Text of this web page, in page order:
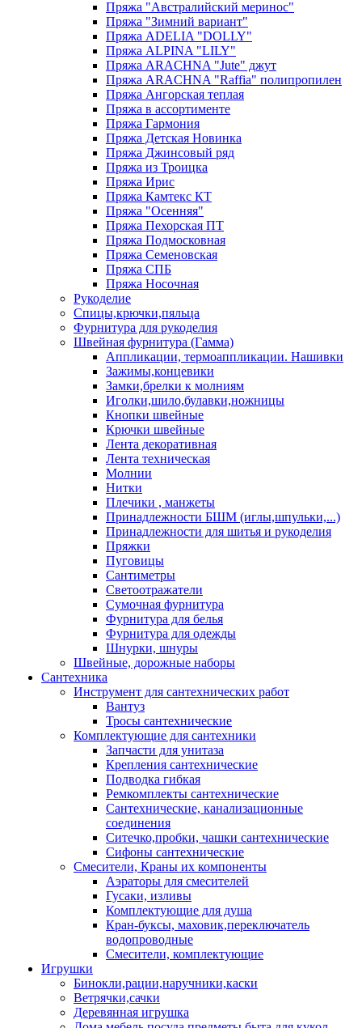
Пряжа "Австралийский меринос"
Пряжа "Зимний вариант"
Пряжа ADELIA "DOLLY"
Пряжа ALPINA "LILY"
Пряжа ARACHNA "Jute" джут
Пряжа ARACHNA "Raffia" полипропилен
Пряжа Ангорская теплая
Пряжа в ассортименте
Пряжа Гармония
Пряжа Детская Новинка
Пряжа Джинсовый ряд
Пряжа из Троицка
Пряжа Ирис
Пряжа Камтекс КТ
Пряжа "Осенняя"
Пряжа Пехорская ПТ
Пряжа Подмосковная
Пряжа Семеновская
Пряжа СПБ
Пряжа Носочная
Рукоделие
Спицы,крючки,пяльца
Фурнитура для рукоделия
Швейная фурнитура (Гамма)
Аппликации, термоаппликации. Нашивки
Зажимы,концевики
Замки,брелки к молниям
Иголки,шило,булавки,ножницы
Кнопки швейные
Крючки швейные
Лента декоративная
Лента техническая
Молнии
Нитки
Плечики , манжеты
Принадлежности БШМ (иглы,шпульки,...)
Принадлежности для шитья и рукоделия
Пряжки
Пуговицы
Сантиметры
Светоотражатели
Сумочная фурнитура
Фурнитура для белья
Фурнитура для одежды
Шнурки, шнуры
Швейные, дорожные наборы
Сантехника
Инструмент для сантехнических работ
Вантуз
Тросы сантехнические
Комплектующие для сантехники
Запчасти для унитаза
Крепления сантехнические
Подводка гибкая
Ремкомплекты сантехнические
Сантехнические, канализационные
соединения
Ситечко,пробки, чашки сантехнические
Сифоны сантехнические
Смесители, Краны их компоненты
Аэраторы для смесителей
Гусаки, изливы
Комплектующие для душа
Кран-буксы, маховик,переключатель
водопроводные
Смесители, комплектующие
Игрушки
Бинокли,рации,наручники,каски
Ветрячки,сачки
Деревянная игрушка